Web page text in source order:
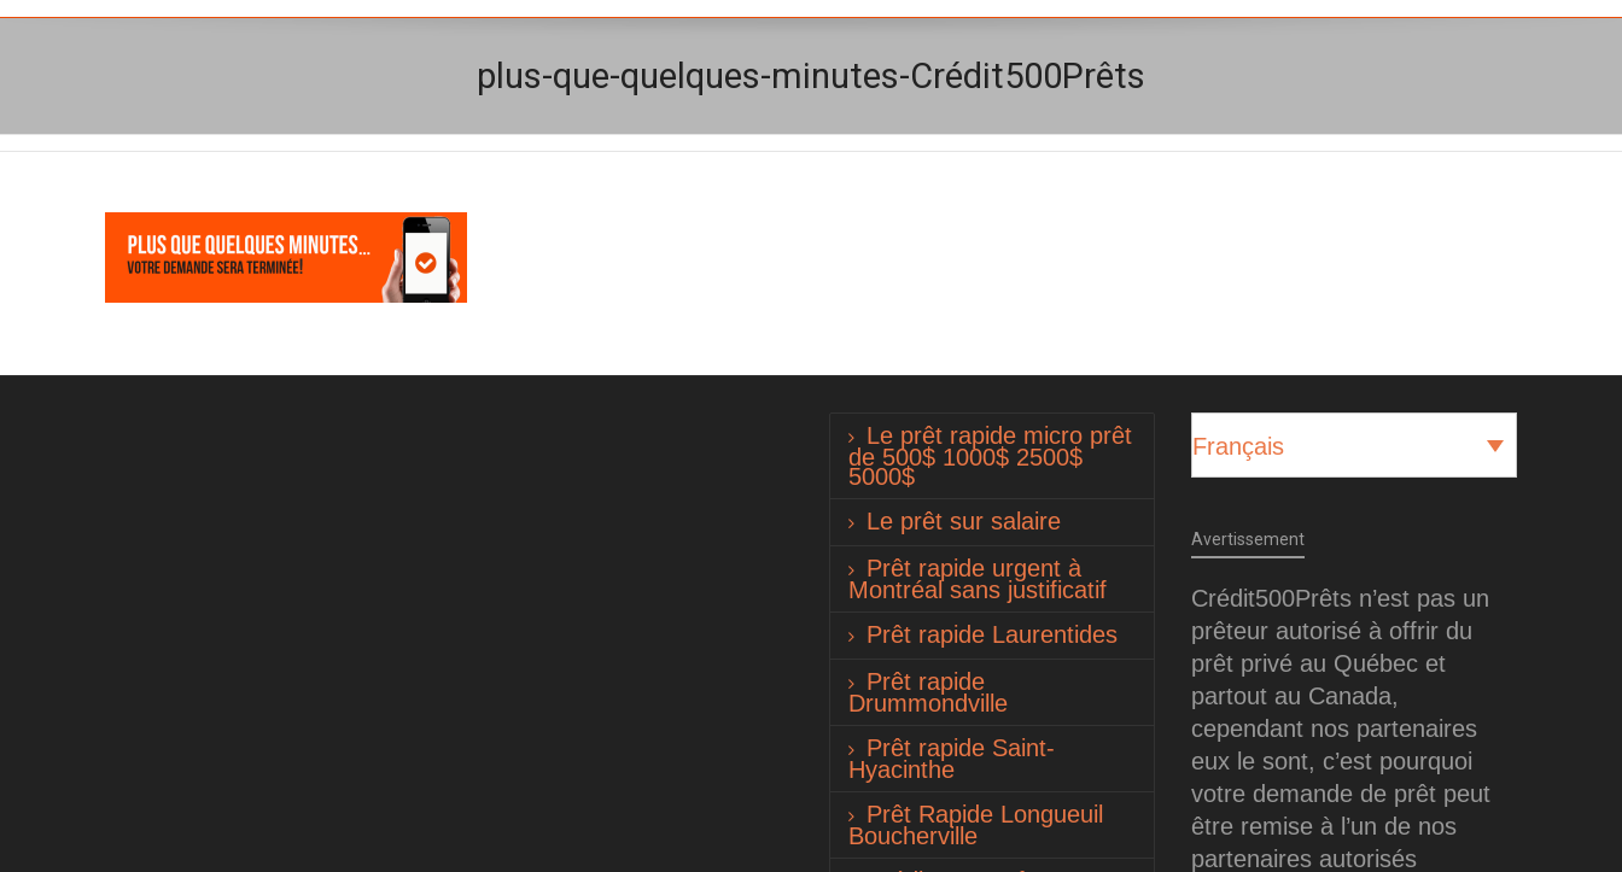
plus-que-quelques-minutes-Crédit500Prêts
Le prêt rapide micro prêt
de 500$ 1000$ 2500$
5000$
Le prêt sur salaire
Prêt rapide urgent à
Montréal sans justificatif
Prêt rapide Laurentides
Prêt rapide
Drummondville
Prêt rapide Saint-
Hyacinthe
Prêt Rapide Longueuil
Boucherville
Français
Avertissement
Crédit500Prêts n’est pas un
prêteur autorisé à offrir du
prêt privé au Québec et
partout au Canada,
cependant nos partenaires
eux le sont, c’est pourquoi
votre demande de prêt peut
être remise à l’un de nos
partenaires autorisés